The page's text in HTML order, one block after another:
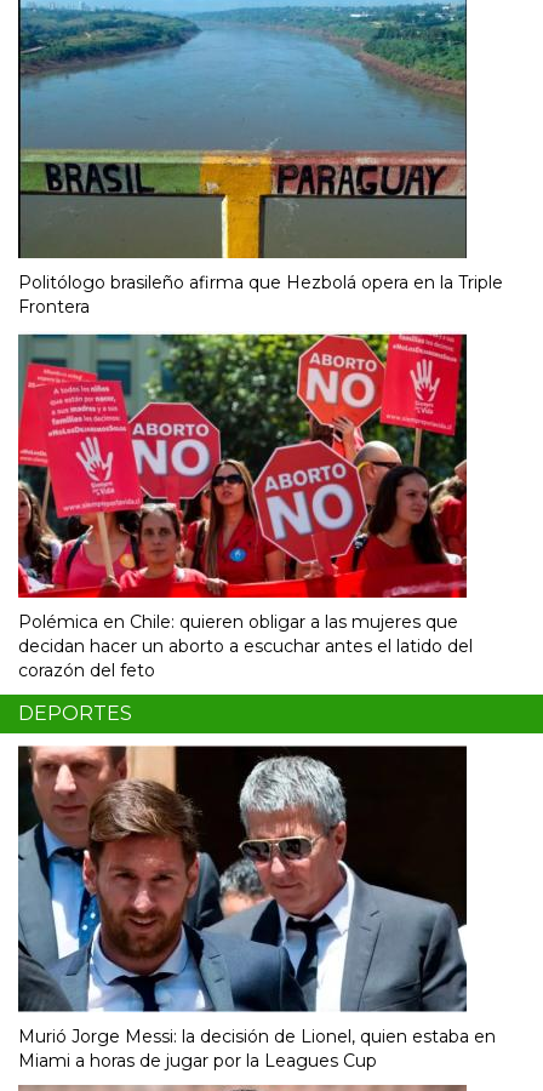
Politólogo brasileño afirma que Hezbolá opera en la Triple
Frontera
Polémica en Chile: quieren obligar a las mujeres que
decidan hacer un aborto a escuchar antes el latido del
corazón del feto
DEPORTES
Murió Jorge Messi: la decisión de Lionel, quien estaba en
Miami a horas de jugar por la Leagues Cup